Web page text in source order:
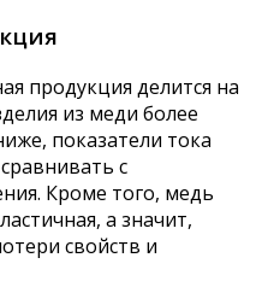
продукция делится на
из меди более
показатели тока
с
Кроме того, медь
а значит,
свойств и